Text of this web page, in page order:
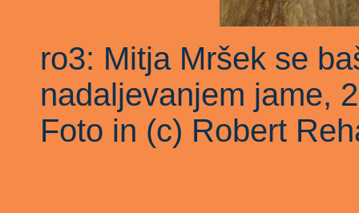
ro3: Mitja Mršek se
nadaljevanjem jame,
Foto in (c) Robert